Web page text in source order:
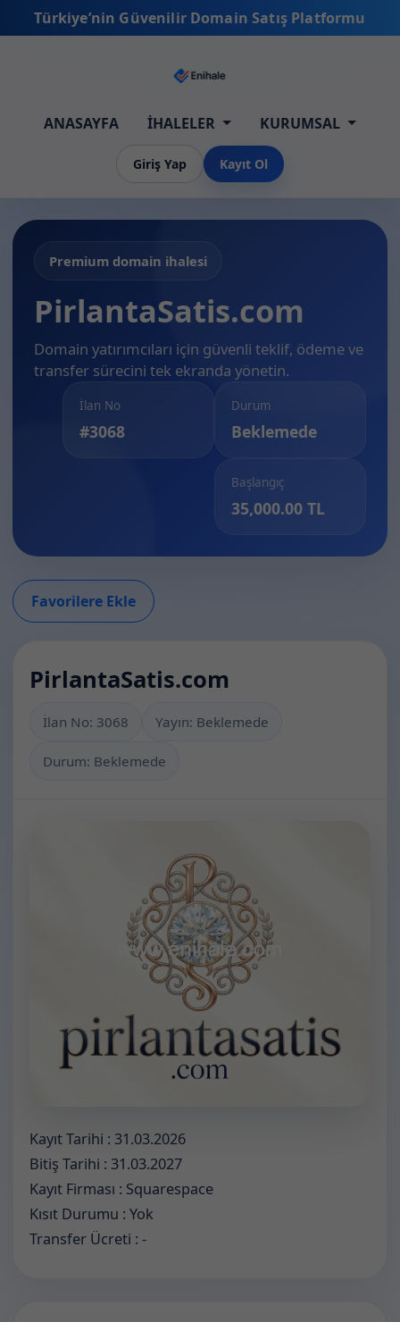
Türkiye’nin Güvenilir Domain Satış Platformu
ANASAYFA İHALELER KURUMSAL
Giriş Yap Kayıt Ol
Premium domain ihalesi
PirlantaSatis.com
Domain yatırımcıları için güvenli teklif, ödeme ve
transfer sürecini tek ekranda yönetin.
İlan No
#3068
Durum
Beklemede
Başlangıç
35,000.00 TL
Favorilere Ekle
PirlantaSatis.com
İlan No: 3068 Yayın: Beklemede
Durum: Beklemede
Kayıt Tarihi : 31.03.2026
Bitiş Tarihi : 31.03.2027
Kayıt Firması : Squarespace
Kısıt Durumu : Yok
Transfer Ücreti : -